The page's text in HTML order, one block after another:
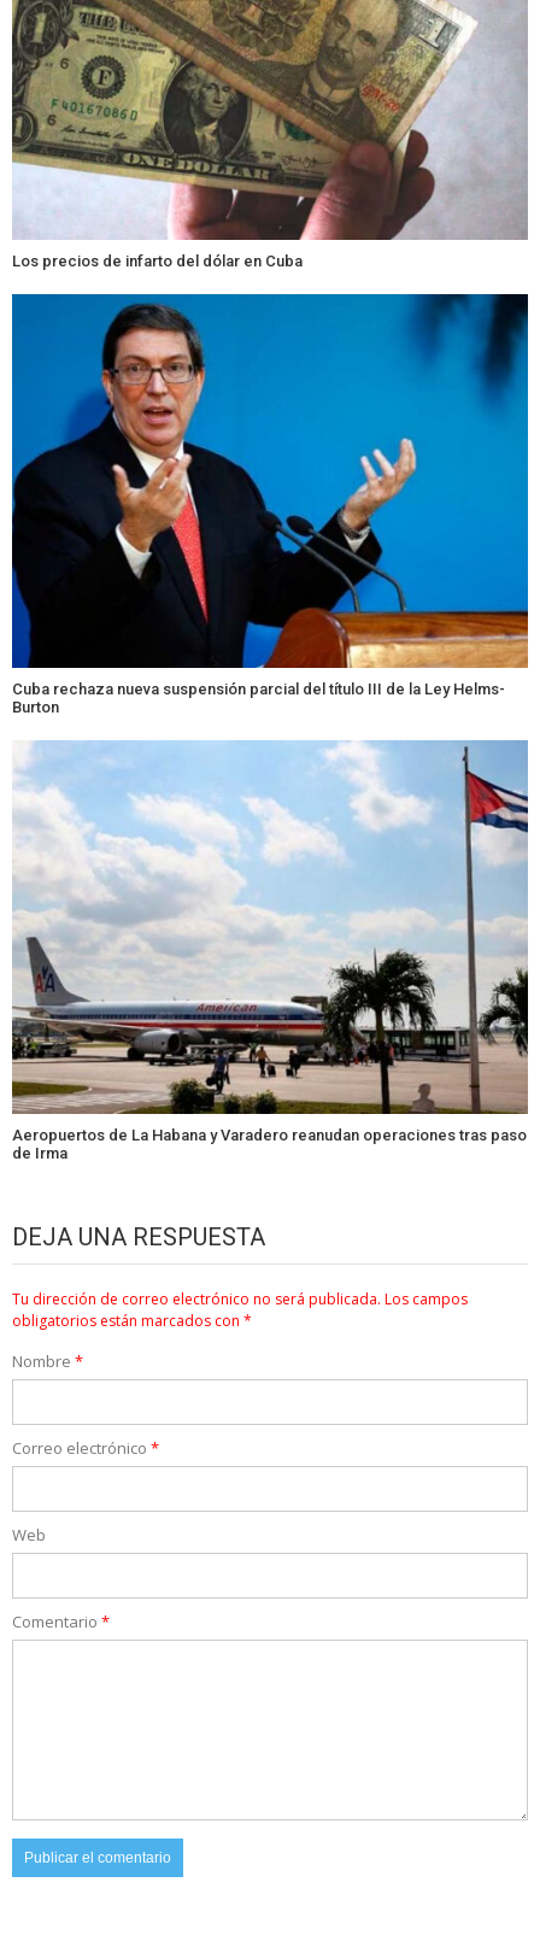
Los precios de infarto del dólar en Cuba
Cuba rechaza nueva suspensión parcial del título III de la Ley Helms-
Burton
Aeropuertos de La Habana y Varadero reanudan operaciones tras paso
de Irma
DEJA UNA RESPUESTA
Tu dirección de correo electrónico no será publicada. Los campos
obligatorios están marcados con *
Nombre *
Correo electrónico *
Web
Comentario *